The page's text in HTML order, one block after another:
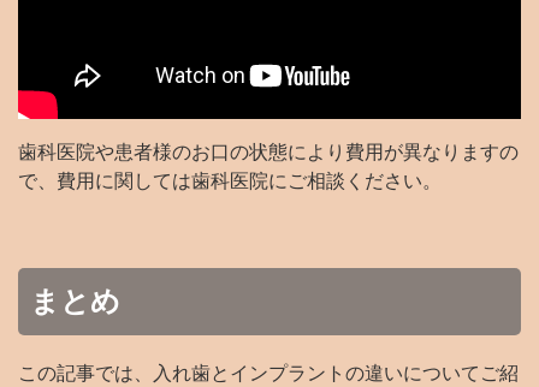
歯科医院や患者様のお口の状態により費用が異なりますの
で、費用に関しては歯科医院にご相談ください。
まとめ
この記事では、入れ歯とインプラントの違いについてご紹